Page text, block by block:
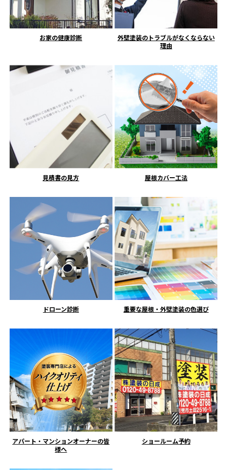
お家の健康診断
外壁塗装のトラブルがなくならない
理由
見積書の見方 屋根カバー工法
ドローン診断 重要な屋根・外壁塗装の色選び
アパート・マンションオーナーの皆
様へ
ショールーム予約